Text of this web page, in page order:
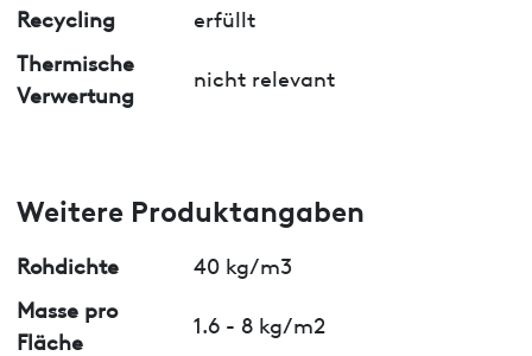
Recycling
erfüllt
Thermische
Verwertung
nicht relevant
Weitere Produktangaben
Rohdichte
40 kg/m3
Masse pro
Fläche
1.6 - 8 kg/m2